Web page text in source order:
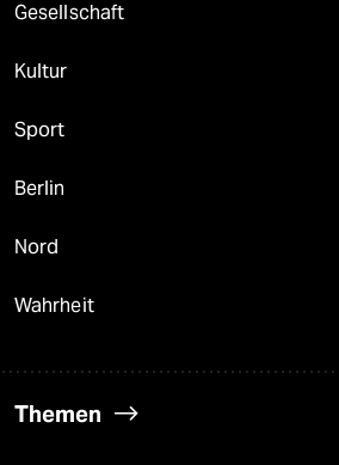
Gesellschaft
Kultur
Sport
Berlin
Nord
Wahrheit
Themen